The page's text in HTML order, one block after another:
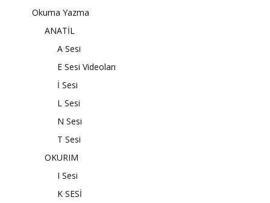
Okuma Yazma
ANATİL
A Sesi
E Sesi Videoları
İ Sesi
L Sesi
N Sesi
T Sesi
OKURIM
I Sesi
K SESİ